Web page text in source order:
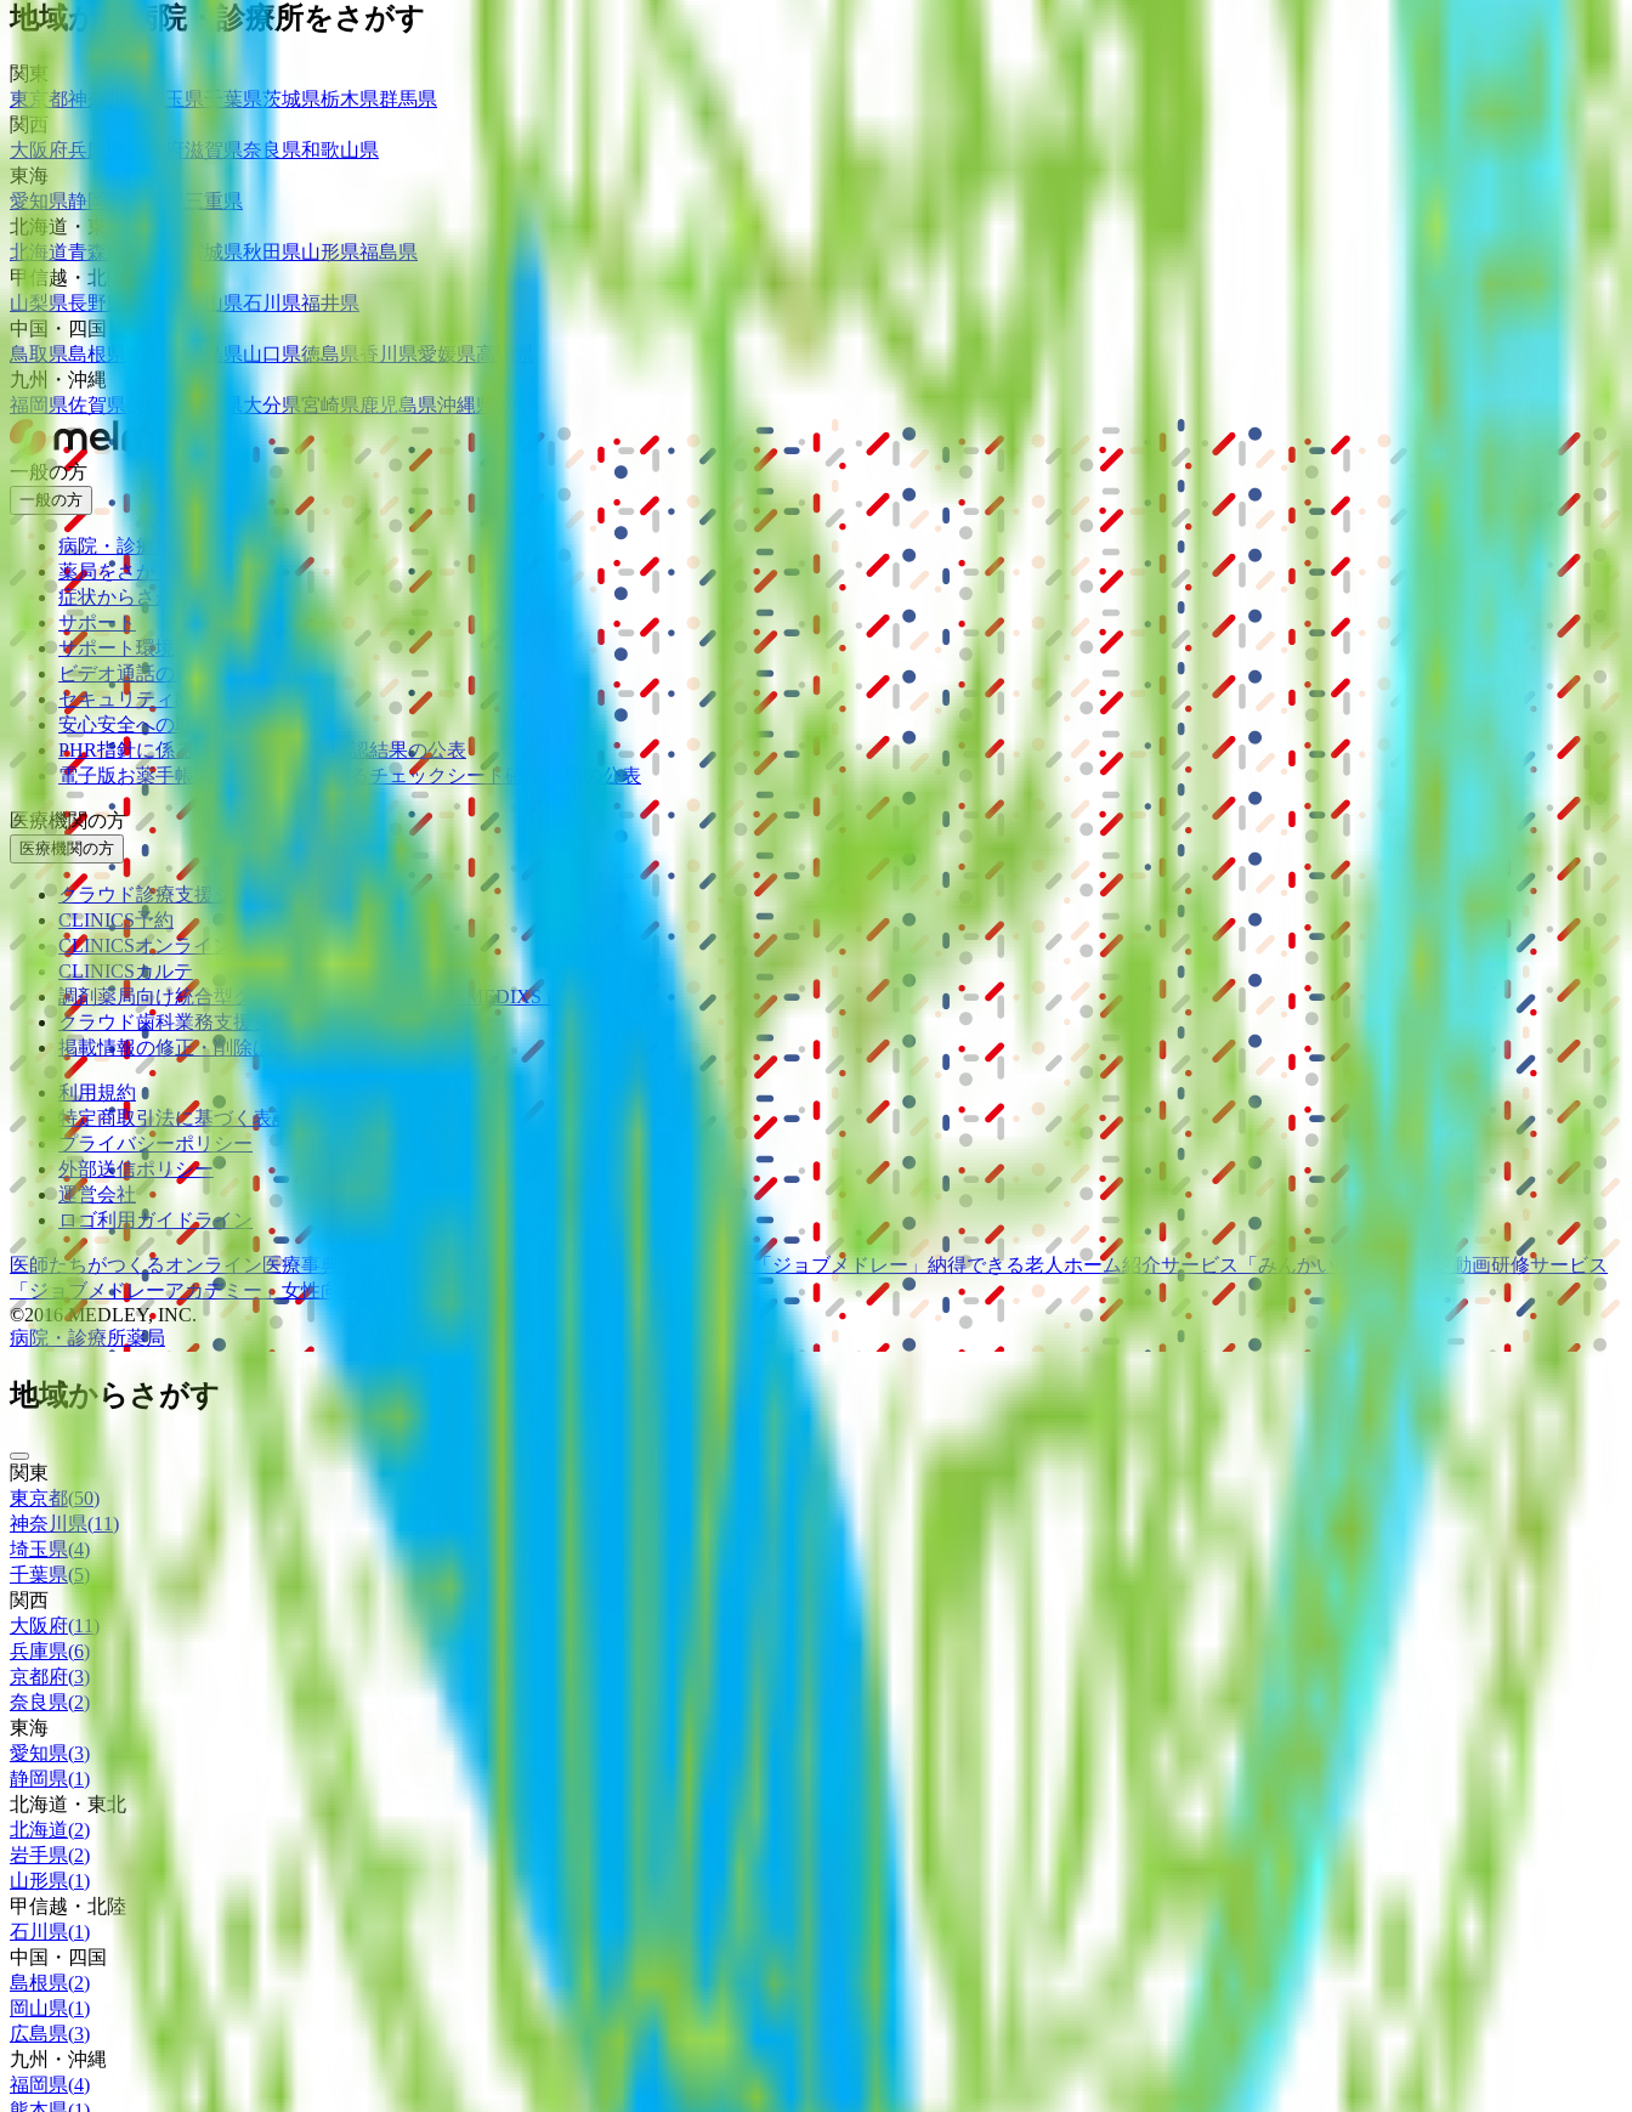
地域から病院・診療所をさがす
関東
東京都神奈川県 埼玉県 千葉県茨城県栃木県群馬県
関西
大阪府兵庫県 京都府滋賀県奈良県和歌山県
東海
愛知県静岡県
三重県
北海道・東北
北海道青森県 宮城県秋田県山形県福島県
甲信越・北陸
山梨県長野県 富山県石川県福井県
中国・四国
鳥取県島根県 広島県山口県徳島県香川県愛媛県高知県
九州・沖縄
福岡県佐賀県 熊本県 大分県宮崎県鹿児島県沖縄県
一般の方
一般の方
病院・診療所をさがす
薬局をさがす
症状からさがす
サポート
サポート環境
ビデオ通話の事前テスト
セキュリティの取り組み
安心安全への取り組み
PHR指針に係るチェックシート確認結果の公表
電子版お薬手帳ガイドラインに係るチェックシート確認結果の公表
医療機関の方
医療機関の方
クラウド診療支援システム
CLINICS予約
CLINICSオンライン診療
CLINICSカルテ
調剤薬局向け統合型クラウドソリューション
「MEDIXS」
クラウド歯科業務支援システム
掲載情報の修正・削除はこちら
利用規約
特定商取引法に基づく表記
プライバシーポリシー
外部送信ポリシー
運営会社
ロゴ利用ガイドライン
医師たちがつくるオンライン医療事典 「ジョブメドレー」 納得できる老人ホーム紹介サービス 「みんかい」
動画研修サービス
「ジョブメドレーアカデミー」 女性向け
©2016 MEDLEY, INC.
病院・診療所薬局
地域からさがす
関東
東京都(50)
神奈川県(11)
埼玉県(4)
千葉県(5)
関西
大阪府(11 )
兵庫県(6)
京都府(3)
奈良県(2)
東海
愛知県(3)
静岡県(1)
北海道・東北
北海道(2)
岩手県(2)
山形県(1)
甲信越・北陸
石川県(1)
中国・四国
島根県(2)
岡山県(1)
広島県(3)
九州・沖縄
福岡県(4)